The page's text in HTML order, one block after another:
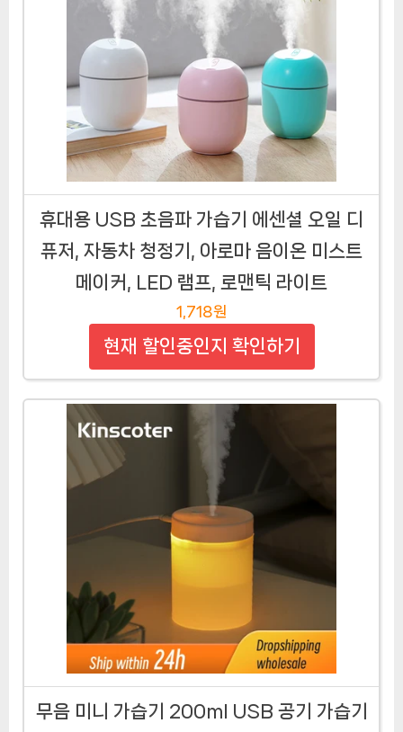
휴대용 USB 초음파 가습기 에센셜 오일 디
퓨저, 자동차 청정기, 아로마 음이온 미스트
메이커, LED 램프, 로맨틱 라이트
1,718원
현재 할인중인지 확인하기
무음 미니 가습기 200ml USB 공기 가습기